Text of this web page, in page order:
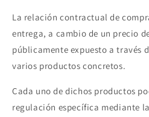
La relación contractual de
entrega, a cambio de un precio
públicamente expuesto a través
varios productos concretos.
Cada uno de dichos productos
regulación específica mediante